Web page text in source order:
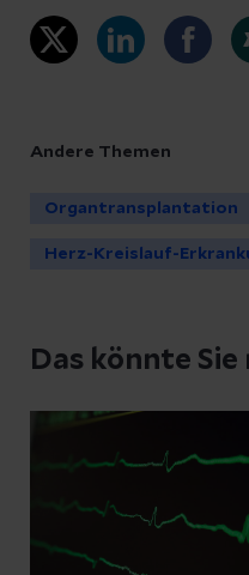
Andere Themen
Organtransplantation
Herz-Kreislauf-
Das könnte